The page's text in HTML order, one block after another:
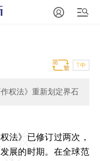
T中
权法》重新划定界石
》已修订过两次，
展的时期。在全球范